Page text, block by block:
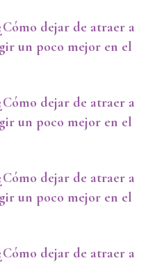
¿Cómo dejar de atraer a
un poco mejor en el
¿Cómo dejar de atraer a
un poco mejor en el
¿Cómo dejar de atraer a
un poco mejor en el
¿Cómo dejar de atraer a